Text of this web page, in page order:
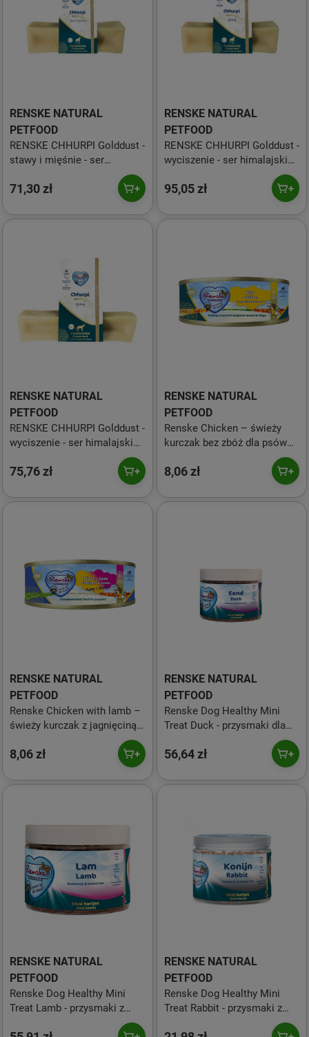
RENSKE NATURAL
PETFOOD
RENSKE CHHURPI Golddust -
stawy i mięśnie - ser
himalajski dla psów (Gigant)
71,30 zł
RENSKE NATURAL
PETFOOD
RENSKE CHHURPI Golddust -
wyciszenie - ser himalajski
95,05 zł
RENSKE NATURAL
PETFOOD
RENSKE CHHURPI Golddust -
wyciszenie - ser himalajski
75,76 zł
RENSKE NATURAL
PETFOOD
Renske Chicken – świeży
kurczak bez zbóż dla psów
8,06 zł
RENSKE NATURAL
PETFOOD
Renske Chicken with lamb –
świeży kurczak z jagnięciną
8,06 zł
RENSKE NATURAL
PETFOOD
Renske Dog Healthy Mini
Treat Duck - przysmaki dla
małego psa z kaczki (300g)
56,64 zł
RENSKE NATURAL
PETFOOD
Renske Dog Healthy Mini
Treat Lamb - przysmaki z
jagnięciny dla psa (300g)
RENSKE NATURAL
PETFOOD
Renske Dog Healthy Mini
Treat Rabbit - przysmaki z